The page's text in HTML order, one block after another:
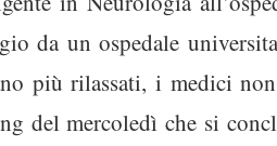
da un ospedale
più rilassati, i medici
del mercoledì che si